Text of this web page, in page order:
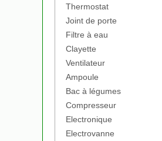
Thermostat
Joint de porte
Filtre à eau
Clayette
Ventilateur
Ampoule
Bac à légumes
Compresseur
Electronique
Electrovanne